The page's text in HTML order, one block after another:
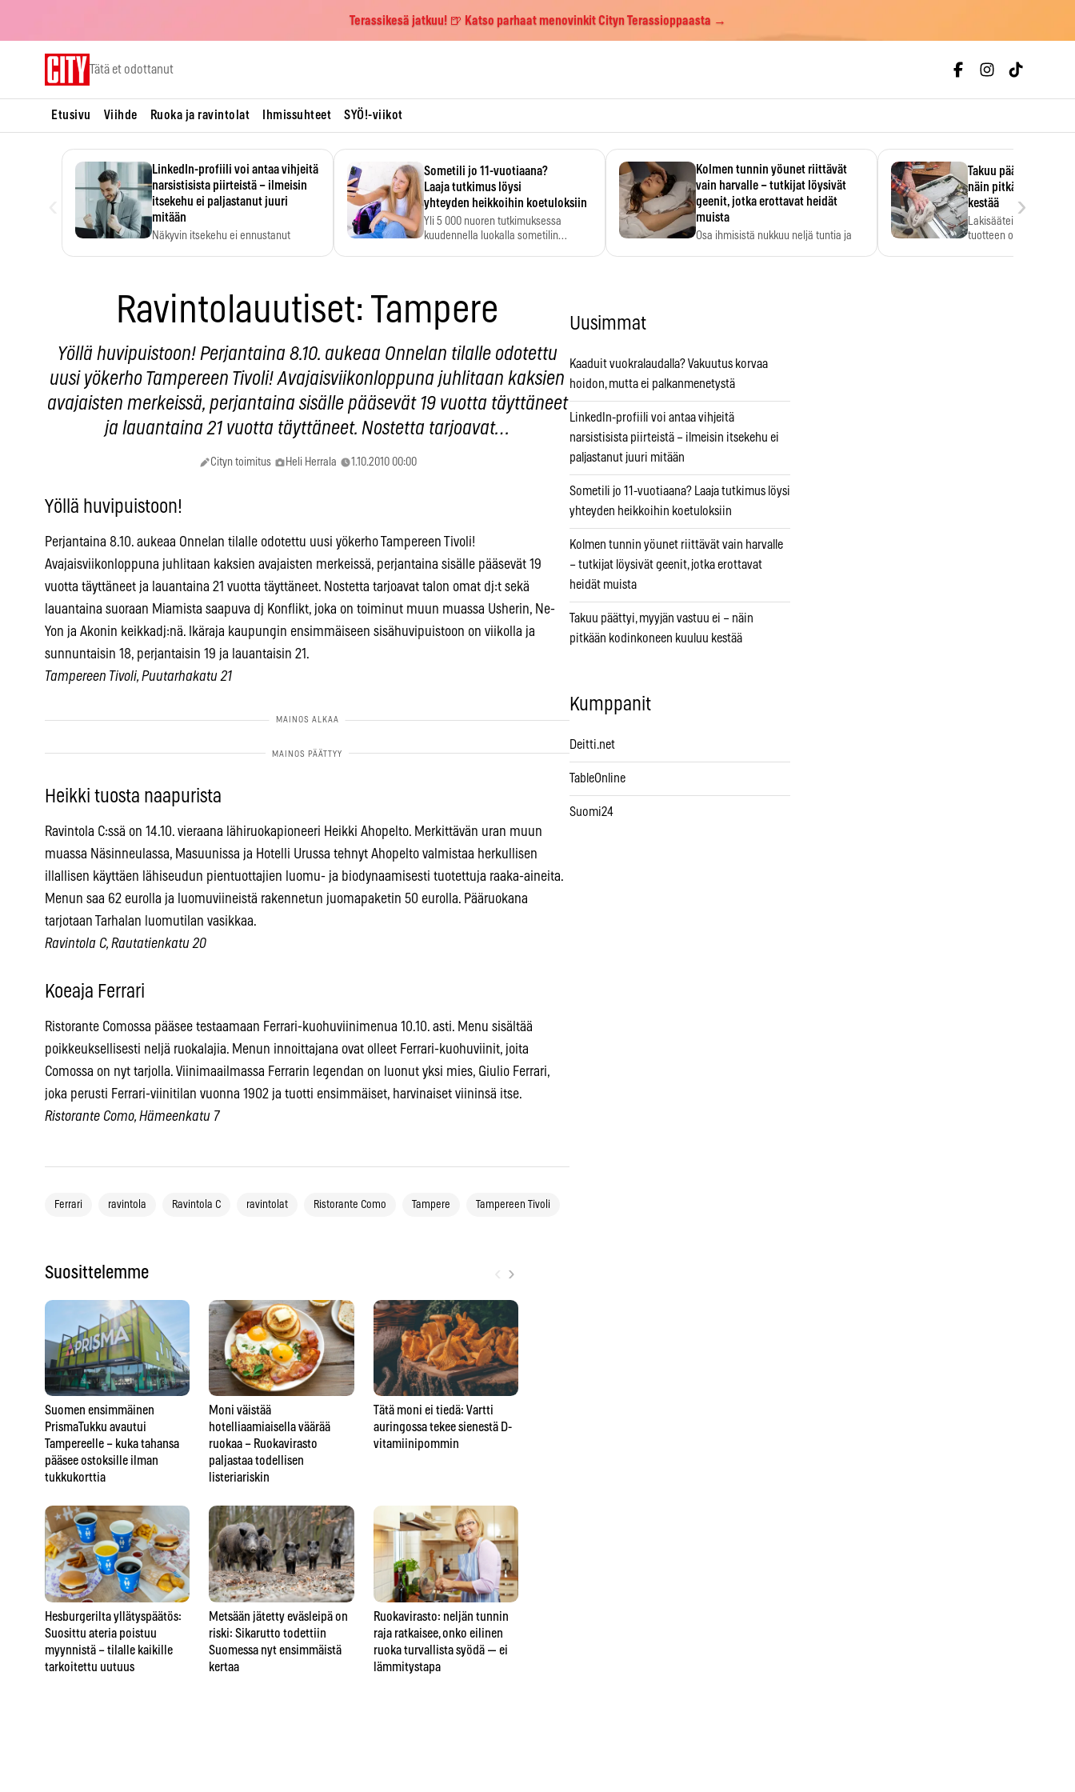
Terassikesä jatkuu! 🍺 Katso parhaat menovinkit Cityn Terassioppaasta →
Tätä et odottanut
Etusivu Viihde Ruoka ja ravintolat Ihmissuhteet SYÖ!-viikot
LinkedIn-profiili voi antaa vihjeitä
narsistisista piirteistä – ilmeisin
itsekehu ei paljastanut juuri
mitään
Näkyvin itsekehu ei ennustanut
Sometili jo 11-vuotiaana?
Laaja tutkimus löysi
yhteyden heikkoihin koetuloksiin
Yli 5 000 nuoren tutkimuksessa
kuudennella luokalla sometilin…
Kolmen tunnin yöunet riittävät
vain harvalle – tutkijat löysivät
geenit, jotka erottavat heidät
muista
Osa ihmisistä nukkuu neljä tuntia ja
Takuu päättyi,
näin pitkään
kestää
Lakisääteinen
tuotteen oletetun
›
Ravintolauutiset: Tampere
Yöllä huvipuistoon! Perjantaina 8.10. aukeaa Onnelan tilalle odotettu
uusi yökerho Tampereen Tivoli! Avajaisviikonloppuna juhlitaan kaksien
avajaisten merkeissä, perjantaina sisälle pääsevät 19 vuotta täyttäneet
ja lauantaina 21 vuotta täyttäneet. Nostetta tarjoavat…
Cityn toimitus Heli Herrala 1.10.2010 00:00
Yöllä huvipuistoon!
Perjantaina 8.10. aukeaa Onnelan tilalle odotettu uusi yökerho Tampereen Tivoli!
Avajaisviikonloppuna juhlitaan kaksien avajaisten merkeissä, perjantaina sisälle pääsevät 19
vuotta täyttäneet ja lauantaina 21 vuotta täyttäneet. Nostetta tarjoavat talon omat dj:t sekä
lauantaina suoraan Miamista saapuva dj Konflikt, joka on toiminut muun muassa Usherin, Ne-
Yon ja Akonin keikkadj:nä. Ikäraja kaupungin ensimmäiseen sisähuvipuistoon on viikolla ja
sunnuntaisin 18, perjantaisin 19 ja lauantaisin 21.
Tampereen Tivoli, Puutarhakatu 21
Heikki tuosta naapurista
Ravintola C:ssä on 14.10. vieraana lähiruokapioneeri Heikki Ahopelto. Merkittävän uran muun
muassa Näsinneulassa, Masuunissa ja Hotelli Urussa tehnyt Ahopelto valmistaa herkullisen
illallisen käyttäen lähiseudun pientuottajien luomu- ja biodynaamisesti tuotettuja raaka-aineita.
Menun saa 62 eurolla ja luomuviineistä rakennetun juomapaketin 50 eurolla. Pääruokana
tarjotaan Tarhalan luomutilan vasikkaa.
Ravintola C, Rautatienkatu 20
Koeaja Ferrari
Ristorante Comossa pääsee testaamaan Ferrari-kuohuviinimenua 10.10. asti. Menu sisältää
poikkeuksellisesti neljä ruokalajia. Menun innoittajana ovat olleet Ferrari-kuohuviinit, joita
Comossa on nyt tarjolla. Viinimaailmassa Ferrarin legendan on luonut yksi mies, Giulio Ferrari,
joka perusti Ferrari-viinitilan vuonna 1902 ja tuotti ensimmäiset, harvinaiset viininsä itse.
Ristorante Como, Hämeenkatu 7
Ferrari ravintola Ravintola C ravintolat Ristorante Como Tampere Tampereen Tivoli
Suosittelemme ›
Suomen ensimmäinen
PrismaTukku avautui
Tampereelle – kuka tahansa
pääsee ostoksille ilman
tukkukorttia
Hesburgerilta yllätyspäätös:
Suosittu ateria poistuu
myynnistä – tilalle kaikille
tarkoitettu uutuus
Moni väistää
hotelliaamiaisella väärää
ruokaa – Ruokavirasto
paljastaa todellisen
listeriariskin
Metsään jätetty eväsleipä on
riski: Sikarutto todettiin
Suomessa nyt ensimmäistä
kertaa
Tätä moni ei tiedä: Vartti
auringossa tekee sienestä D-
vitamiinipommin
Ruokavirasto: neljän tunnin
raja ratkaisee, onko eilinen
ruoka turvallista syödä — ei
lämmitystapa
Uusimmat
Kaaduit vuokralaudalla? Vakuutus korvaa
hoidon, mutta ei palkanmenetystä
LinkedIn-profiili voi antaa vihjeitä
narsistisista piirteistä – ilmeisin itsekehu ei
paljastanut juuri mitään
Sometili jo 11-vuotiaana? Laaja tutkimus löysi
yhteyden heikkoihin koetuloksiin
Kolmen tunnin yöunet riittävät vain harvalle
– tutkijat löysivät geenit, jotka erottavat
heidät muista
Takuu päättyi, myyjän vastuu ei – näin
pitkään kodinkoneen kuuluu kestää
Kumppanit
Deitti.net
TableOnline
Suomi24